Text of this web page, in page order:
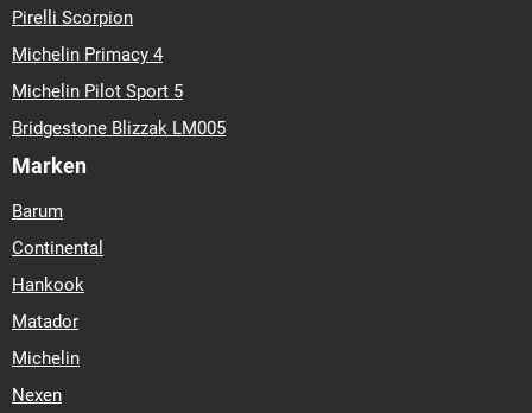
Pirelli Scorpion
Michelin Primacy 4
Michelin Pilot Sport 5
Bridgestone Blizzak LM005
Marken
Barum
Continental
Hankook
Matador
Michelin
Nexen